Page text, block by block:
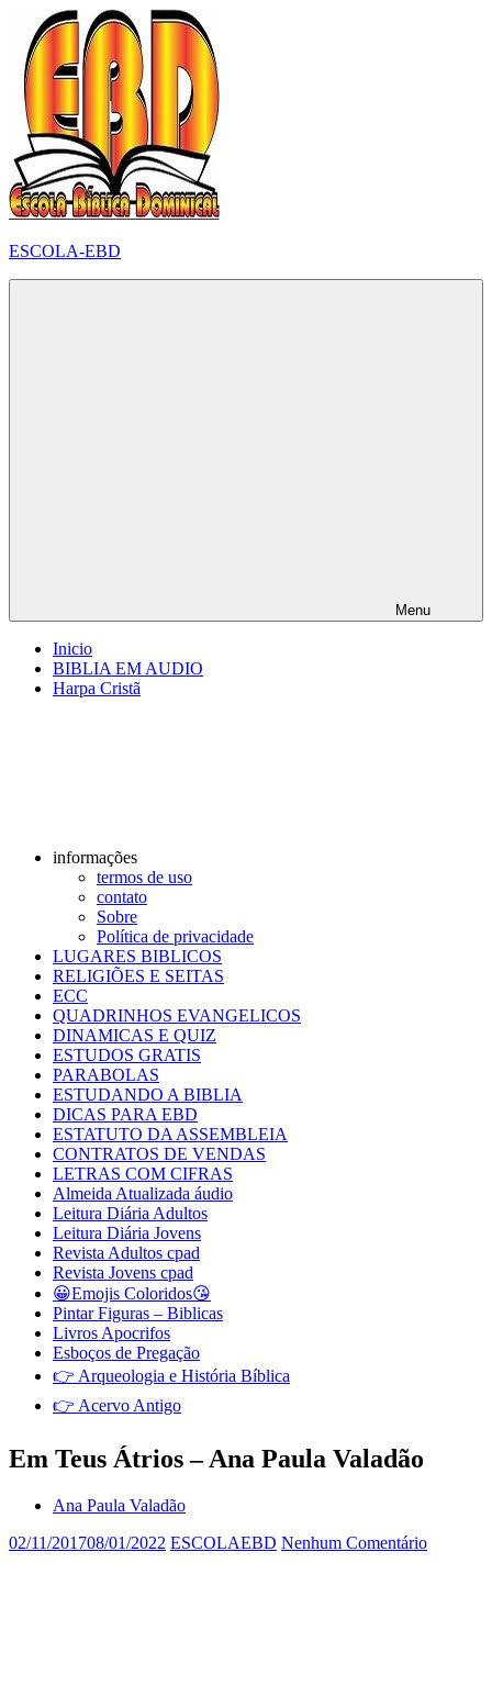
para
conteúdo
ESCOLA-EBD
Menu
Inicio
BIBLIA EM AUDIO
Harpa Cristã
informações
termos de uso
contato
Sobre
Política de privacidade
LUGARES BIBLICOS
RELIGIÕES E SEITAS
ECC
QUADRINHOS EVANGELICOS
DINAMICAS E QUIZ
ESTUDOS GRATIS
PARABOLAS
ESTUDANDO A BIBLIA
DICAS PARA EBD
ESTATUTO DA ASSEMBLEIA
CONTRATOS DE VENDAS
LETRAS COM CIFRAS
Almeida Atualizada áudio
Leitura Diária Adultos
Leitura Diária Jovens
Revista Adultos cpad
Revista Jovens cpad
😀Emojis Coloridos😘
Pintar Figuras – Biblicas
Livros Apocrifos
Esboços de Pregação
👉 Arqueologia e História Bíblica
👉 Acervo Antigo
Em Teus Átrios – Ana Paula Valadão
Ana Paula Valadão
02/11/201708/01/2022 ESCOLAEBD Nenhum Comentário